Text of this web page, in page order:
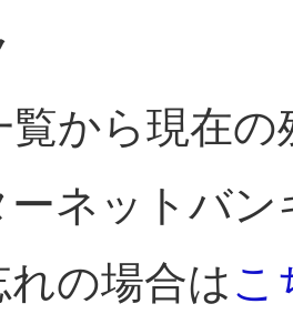
覧から現在
ネットバン
れの場合はこ